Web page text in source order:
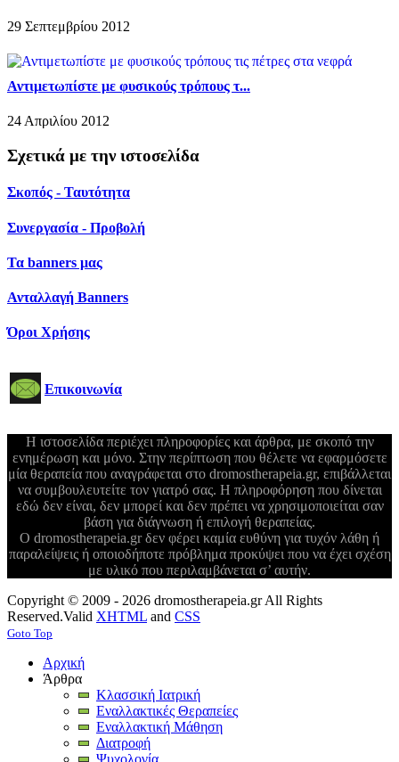
29 Σεπτεμβρίου 2012
Αντιμετωπίστε με φυσικούς τρόπους τ...
24 Απριλίου 2012
Σχετικά με την ιστοσελίδα
Σκοπός - Ταυτότητα
Συνεργασία - Προβολή
Τα banners μας
Ανταλλαγή Banners
Όροι Χρήσης
Επικοινωνία
Η ιστοσελίδα περιέχει πληροφορίες και άρθρα, με σκοπό την
ενημέρωση και μόνο. Στην περίπτωση που θέλετε να εφαρμόσετε
μία θεραπεία που αναγράφεται στο dromostherapeia.gr, επιβάλλεται
να συμβουλευτείτε τον γιατρό σας. Η πληροφόρηση που δίνεται
εδώ δεν είναι, δεν μπορεί και δεν πρέπει να χρησιμοποιείται σαν
βάση για διάγνωση ή επιλογή θεραπείας.
Ο dromostherapeia.gr δεν φέρει καμία ευθύνη για τυχόν λάθη ή
παραλείψεις ή οποιοδήποτε πρόβλημα προκύψει που να έχει σχέση
με υλικό που περιλαμβάνεται σ’ αυτήν.
Copyright © 2009 - 2026 dromostherapeia.gr All Rights
Reserved.Valid XHTML and CSS
Goto Top
Αρχική
Άρθρα
Κλασσική Ιατρική
Εναλλακτικές Θεραπείες
Εναλλακτική Μάθηση
Διατροφή
Ψυχολογία